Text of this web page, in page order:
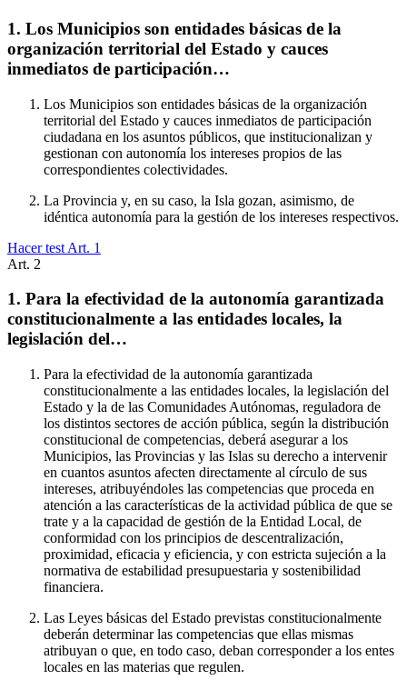
1. Los Municipios son entidades básicas de la
organización territorial del Estado y cauces
inmediatos de participación…
Los Municipios son entidades básicas de la organización
territorial del Estado y cauces inmediatos de participación
ciudadana en los asuntos públicos, que institucionalizan y
gestionan con autonomía los intereses propios de las
correspondientes colectividades.
La Provincia y, en su caso, la Isla gozan, asimismo, de
idéntica autonomía para la gestión de los intereses respectivos.
Hacer test Art. 1
Art. 2
1. Para la efectividad de la autonomía garantizada
constitucionalmente a las entidades locales, la
legislación del…
Para la efectividad de la autonomía garantizada
constitucionalmente a las entidades locales, la legislación del
Estado y la de las Comunidades Autónomas, reguladora de
los distintos sectores de acción pública, según la distribución
constitucional de competencias, deberá asegurar a los
Municipios, las Provincias y las Islas su derecho a intervenir
en cuantos asuntos afecten directamente al círculo de sus
intereses, atribuyéndoles las competencias que proceda en
atención a las características de la actividad pública de que se
trate y a la capacidad de gestión de la Entidad Local, de
conformidad con los principios de descentralización,
proximidad, eficacia y eficiencia, y con estricta sujeción a la
normativa de estabilidad presupuestaria y sostenibilidad
financiera.
Las Leyes básicas del Estado previstas constitucionalmente
deberán determinar las competencias que ellas mismas
atribuyan o que, en todo caso, deban corresponder a los entes
locales en las materias que regulen.